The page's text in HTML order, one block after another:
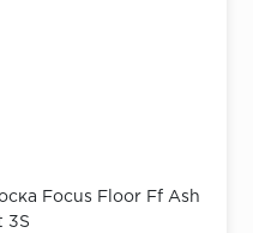
Focus Floor Ff Ash
3S